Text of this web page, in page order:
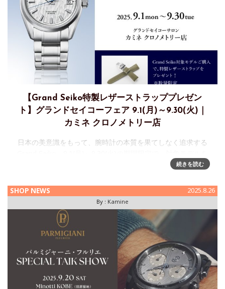
【Grand Seiko特製レザーストラッププレゼン
ト】グランドセイコーフェア 9.1(月)～9.30(火)｜
カミネ クロノメトリー店
日本の美意識をもって、腕時計の本質を果てしなく追求する
ご購入されたお客様に、自然にインスピレーションを受けた
続きを読む
SHOP NEWS 2025.8.26
By : Kamine